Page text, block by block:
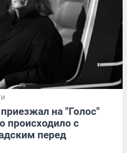
на "Голос"
происходило с
перед